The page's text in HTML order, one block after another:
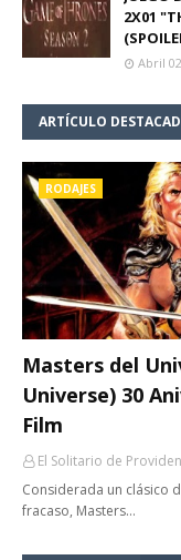
2X01
Abril
ARTÍCULO
RODAJES
Masters del
Universe) 30
Film
El Solitario de
Considerada un clásico
fracaso, Masters…